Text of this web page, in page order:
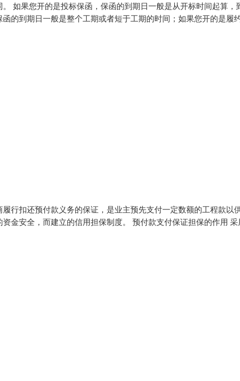
如果您开的是投标保函，保函的到期日一般是从开标时间起算，
的到期日一般是整个工期或者短于工期的时间；如果您开的是履
行扣还预付款义务的保证，是业主预先支付一定数额的工程款以
金安全，而建立的信用担保制度。 预付款支付保证担保的作用 采